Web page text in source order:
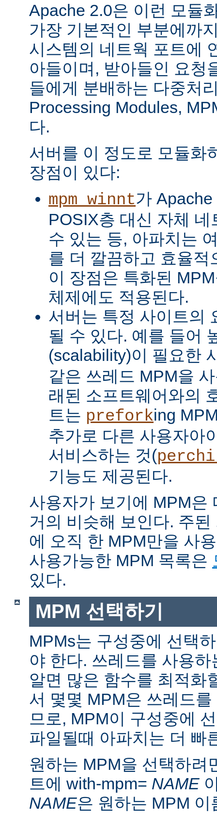
Apache 2.0은 이런 모듈
가장 기본적인 부분에까
시스템의 네트웍 포트에
아들이며, 받아들인 요청
들에게 분배하는 다중처
Processing Modules,
다.
서버를 이 정도로 모듈화
장점이 있다:
mpm_winnt가
POSIX층 대신 자체
수 있는 등, 아파치는
를 더 깔끔하고 효율적
이 장점은 특화된
체제에도 적용된다.
서버는 특정 사이트의
될 수 있다. 예를 들어
(scalability)이 필요한
같은 쓰레드 MPM을
래된 소프트웨어와의
트는 preforking
추가로 다른 사용자아
서비스하는 것(
기능도 제공된다.
사용자가 보기에 MPM은
거의 비슷해 보인다. 주
에 오직 한 MPM만을 사
사용가능한 MPM 목록은
있다.
MPM 선택하기
MPMs는 구성중에 선택
야 한다. 쓰레드를 사용
알면 많은 함수를 최적화
서 몇몇 MPM은 쓰레드
므로, MPM이 구성중에
파일될때 아파치는 더 빠
원하는 MPM을 선택하려
트에 with-mpm= NAME
NAME은 원하는 MPM 이